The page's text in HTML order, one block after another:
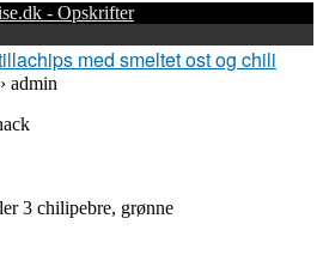
- Opskrifter
med smeltet ost og chili
admin
3 chilipebre, grønne